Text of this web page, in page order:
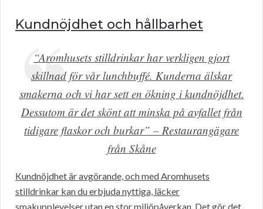
Kundnöjdhet och hållbarhet
“Aromhusets stilldrinkar har verkligen gjort
skillnad för vår lunchbuffé. Kunderna älskar
smakerna och vi har sett en ökning i kundnöjdhet.
Dessutom är det skönt att minska på avfallet från
tidigare flaskor och burkar” – Restaurangägare
från Skåne
Kundnöjdhet är avgörande, och med Aromhusets
stilldrinkar kan du erbjuda nyttiga, läcker
smakupplevelser utan en stor miljöpåverkan. Det gör det